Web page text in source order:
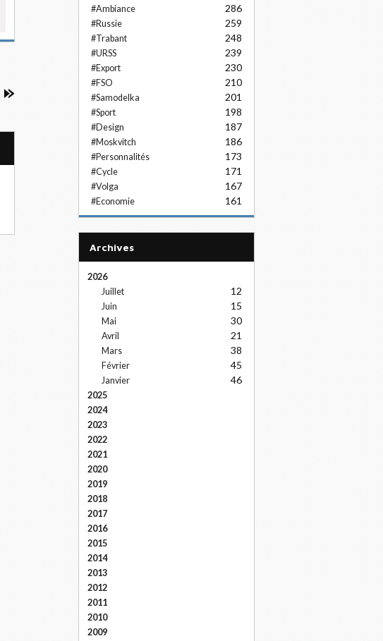
#Ambiance 286
#Russie 259
#Trabant 248
#URSS 239
#Export 230
#FSO 210
#Samodelka 201
#Sport 198
#Design 187
#Moskvitch 186
#Personnalités 173
#Cycle 171
#Volga 167
#Economie 161
Archives
2026
Juillet
12
Juin 15
Mai 30
Avril 21
Mars 38
Février 45
Janvier 46
2025
2024
2023
2022
2021
2020
2019
2018
2017
2016
2015
2014
2013
2012
2011
2010
2009